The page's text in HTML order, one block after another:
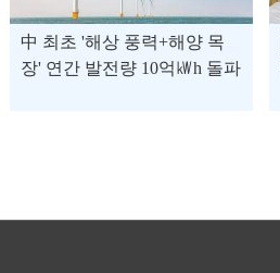
中 최초 '해상 풍력+해양 목
장' 연간 발전량 10억㎾h 돌파